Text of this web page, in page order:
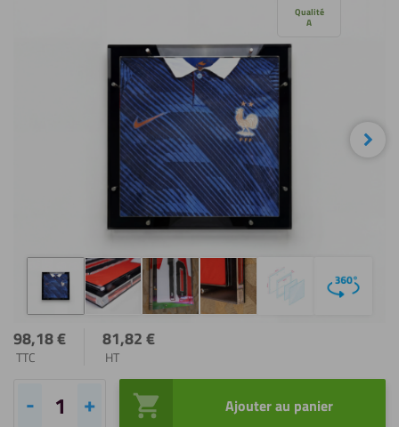
diaporama
Qualité
A
98,18€
TTC
81,82€
HT
quantité
Ajouter au panier